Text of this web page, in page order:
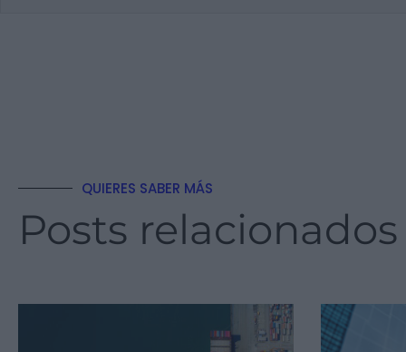
QUIERES SABER MÁS
Posts relacionados